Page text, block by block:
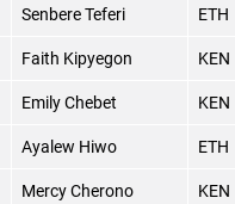
Senbere Teferi ETH
Faith Kipyegon KEN
Emily Chebet KEN
Ayalew Hiwo ETH
Mercy Cherono KEN